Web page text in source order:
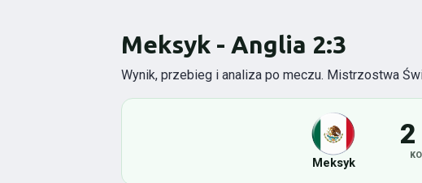
Meksyk - Anglia 2:3
Wynik, przebieg i analiza po meczu. Mistrzostwa
Meksyk
2